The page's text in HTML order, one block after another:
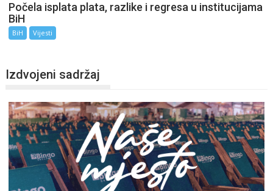
Počela isplata plata, razlike i regresa u institucijama
BiH
BiH Vijesti
Izdvojeni sadržaj